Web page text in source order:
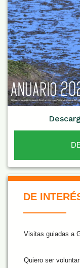
De Interés
DE
Visitas guiadas a
Quiero ser